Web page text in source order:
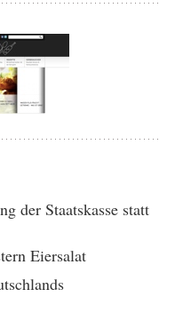
der Staatskasse statt
Eiersalat